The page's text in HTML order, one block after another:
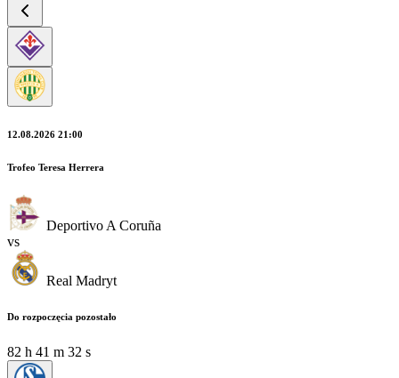
12.08.2026 21:00
Trofeo Teresa Herrera
Deportivo A Coruña
vs
Real Madryt
Do rozpoczęcia pozostało
82 h 41 m 32 s